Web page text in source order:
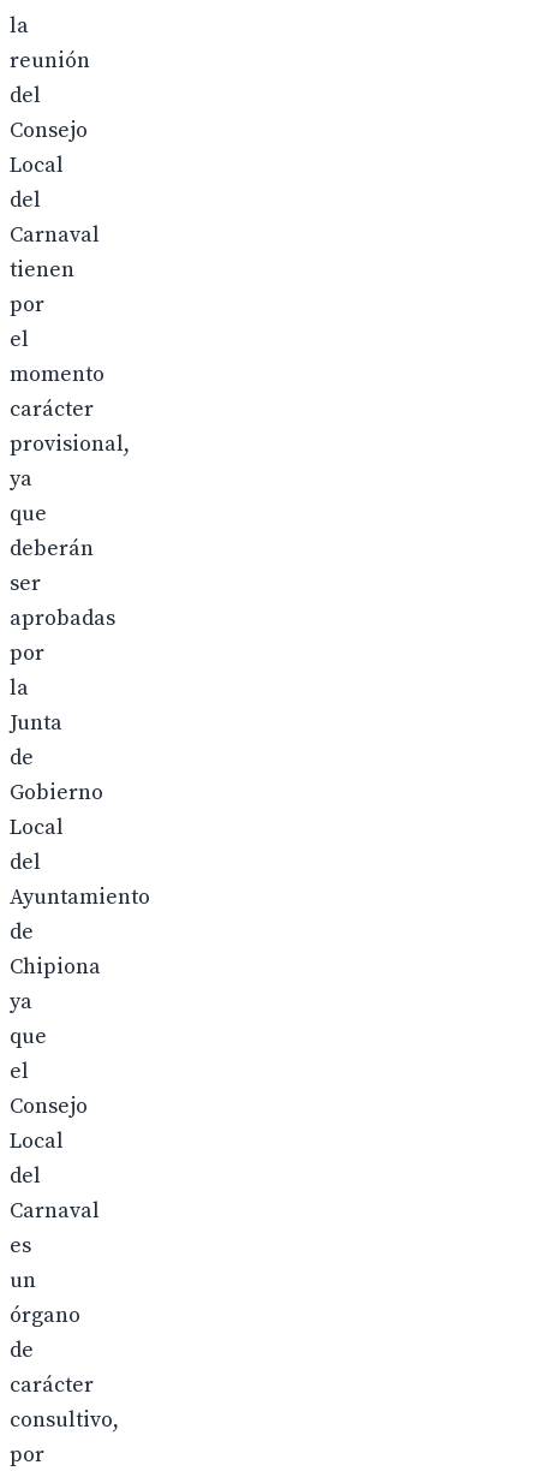
la
reunión
del
Consejo
Local
del
Carnaval
tienen
por
el
momento
carácter
provisional,
ya
que
deberán
ser
aprobadas
por
la
Junta
de
Gobierno
Local
del
Ayuntamiento
de
Chipiona
ya
que
el
Consejo
Local
del
Carnaval
es
un
órgano
de
carácter
consultivo,
por